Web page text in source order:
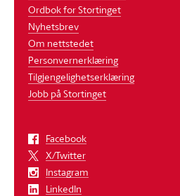
Ordbok for Stortinget
Nyhetsbrev
Om nettstedet
Personvernerklæring
Tilgjengelighetserklæring
Jobb på Stortinget
Facebook
X/Twitter
Instagram
LinkedIn